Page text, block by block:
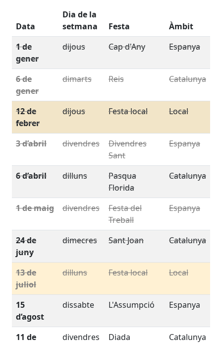
Data
Dia de la
setmana
Festa
Àmbit
1 de
gener
dijous Cap d'Any Espanya
6 de
gener
dimarts Reis Catalunya
12 de
febrer
dijous Festa local Local
3 d’abril divendres
Divendres
Sant
Espanya
6 d’abril dilluns
Pasqua
Florida
Catalunya
1 de maig divendres
Festa del
Treball
Espanya
24 de
juny
dimecres Sant Joan Catalunya
13 de
juliol
dilluns Festa local Local
15
d’agost
dissabte L'Assumpció Espanya
11 de
divendres
Diada
Catalunya